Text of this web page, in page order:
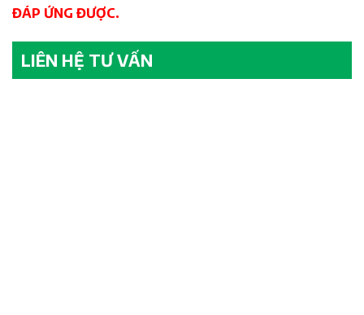
ĐÁP ỨNG ĐƯỢC.
LIÊN HỆ TƯ VẤN